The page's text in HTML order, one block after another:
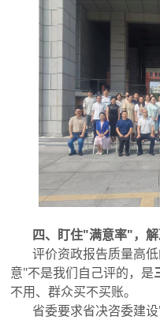
四、盯住"满意率"，解
评价资政报告质量高低
意"不是我们自己评的，是
不用、群众买不买账。
省委要求省决咨委建设